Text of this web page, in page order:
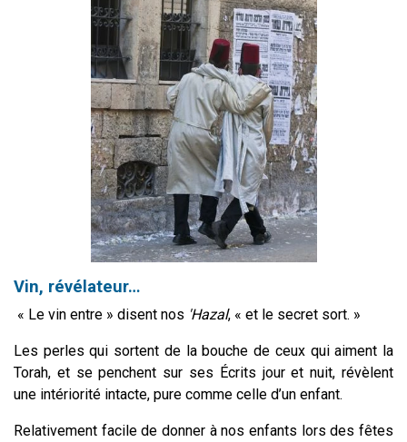
Vin, révélateur…
« Le vin entre » disent nos Hazal, « et le secret sort. »
Les perles qui sortent de la bouche de ceux qui aiment la
Torah, et se penchent sur ses Écrits jour et nuit, révèlent
une intériorité intacte, pure comme celle d’un enfant.
Relativement facile de donner à nos enfants lors des fêtes